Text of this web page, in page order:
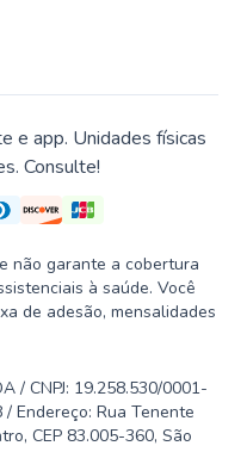
e app. Unidades físicas
Consulte!
não garante a cobertura
à saúde. Você
de adesão, mensalidades
/ CNPJ: 19.258.530/0001-
Endereço: Rua Tenente
CEP 83.005-360, São